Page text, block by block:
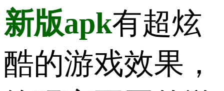
新版apk有超炫
酷的游戏效果，